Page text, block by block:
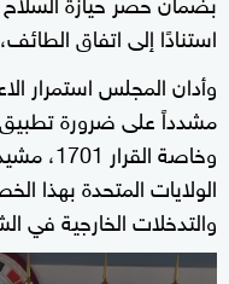
استنادًا إلى اتفاق
وأدان المجلس استمرار
مشدداً على ضرورة تطبيق
وخاصة
الولايات المتحدة
والتدخلات الخارجية في